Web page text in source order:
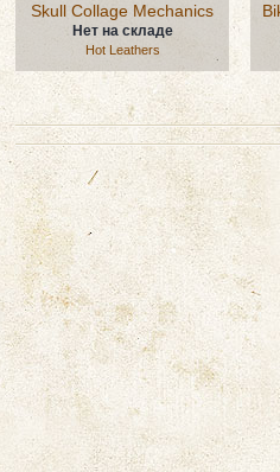
Skull Collage Mechanics
Нет на складе
Hot Leathers